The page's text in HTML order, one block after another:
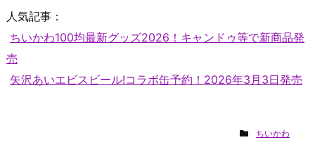
人気記事：
ちいかわ100均最新グッズ2026！キャンドゥ等で新商品発
売
矢沢あいエビスビール!コラボ缶予約！2026年3月3日発売
ちいかわ